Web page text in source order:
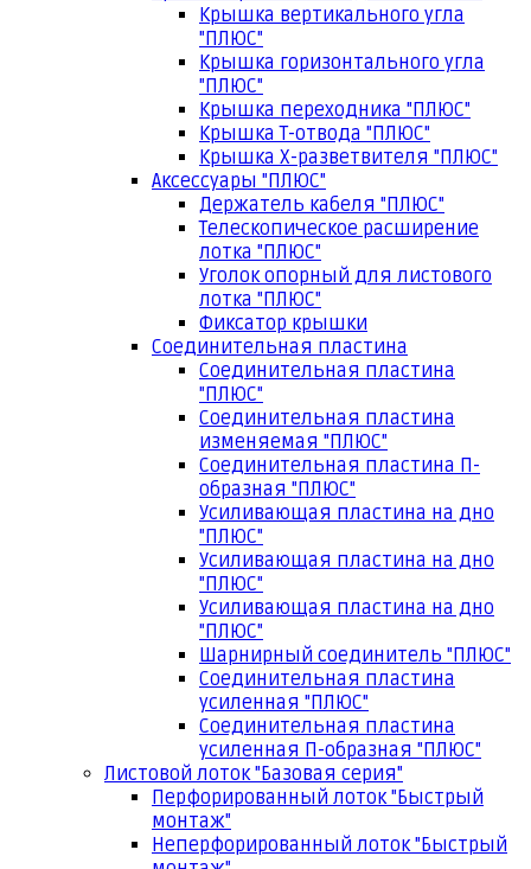
Крышка вертикального угла
"ПЛЮС"
Крышка горизонтального угла
"ПЛЮС"
Крышка переходника "ПЛЮС"
Крышка Т-отвода "ПЛЮС"
Крышка Х-разветвителя "ПЛЮС"
Аксессуары "ПЛЮС"
Держатель кабеля "ПЛЮС"
Телескопическое расширение
лотка "ПЛЮС"
Уголок опорный для листового
лотка "ПЛЮС"
Фиксатор крышки
Соединительная пластина
Соединительная пластина
"ПЛЮС"
Соединительная пластина
изменяемая "ПЛЮС"
Соединительная пластина П-
образная "ПЛЮС"
Усиливающая пластина на дно
"ПЛЮС"
Усиливающая пластина на дно
"ПЛЮС"
Усиливающая пластина на дно
"ПЛЮС"
Шарнирный соединитель "ПЛЮС"
Соединительная пластина
усиленная "ПЛЮС"
Соединительная пластина
усиленная П-образная "ПЛЮС"
Листовой лоток "Базовая серия"
Перфорированный лоток "Быстрый
монтаж"
Неперфорированный лоток "Быстрый